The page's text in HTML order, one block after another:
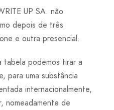
UP SA. não
depois de três
e outra presencial.
tabela podemos tirar a
para uma substância
internacionalmente,
nomeadamente de